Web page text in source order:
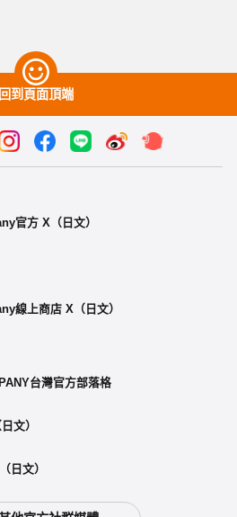
回到頁面頂端
官方 X（日文）
線上商店 X（日文）
台灣官方部落格
文）
日文）